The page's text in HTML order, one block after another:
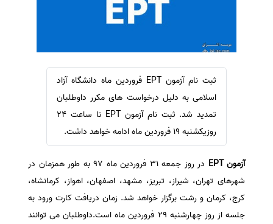
سفارش فرمت‌بندی
سفارش کاهش کمیت
سفارش معرفی مجله
سفارش معرفی مقاله
سفارش معرفی کتاب
سفارش ترجمه مولتی‌مدیا
سفارش گویندگی
سفارش تولید محتوا
ثبت نام آزمون EPT فروردین ماه دانشگاه آزاد
اسلامی به دلیل درخواست های مکرر داوطلبان
تمدید شد. ثبت نام آزمون EPT تا ساعت 24
روزیکشنبه 19 فروردین ماه ادامه خواهد داشت.
آزمون EPT
در روز جمعه 31 فروردین ماه 97 به طور همزمان در
شهرهای تهران، شیراز، تبریز، مشهد، اصفهان، اهواز، کرمانشاه،
کرج، کرمان و رشت برگزار خواهد شد. زمان دریافت کارت ورود به
جلسه از روز چهارشنبه 29 فروردین ماه است.داوطلبان می توانند